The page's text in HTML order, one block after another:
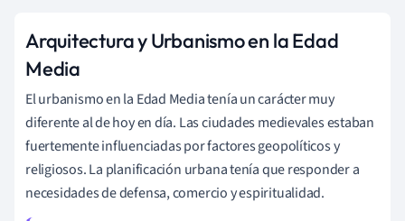
Arquitectura y Urbanismo en la Edad
Media
El urbanismo en la Edad Media tenía un carácter muy
diferente al de hoy en día. Las ciudades medievales estaban
fuertemente influenciadas por factores geopolíticos y
religiosos. La planificación urbana tenía que responder a
necesidades de defensa, comercio y espiritualidad.